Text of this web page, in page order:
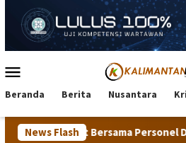
konten
Mobile
Beranda Berita Nusantara
News Flash
Personel Dit Binmas Polda Kaltara